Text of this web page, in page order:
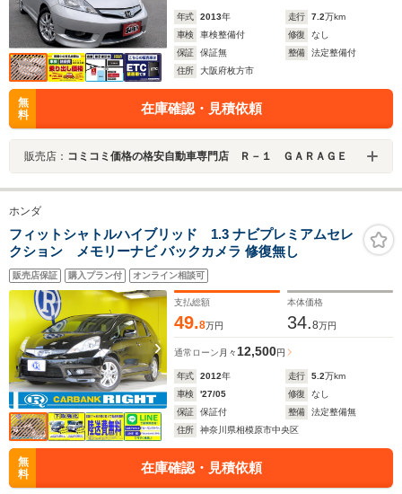
年式 2013年 走行 7.2万km
車検
車検整備付 修復
なし
保証
保証無 整備
法定整備付
住所
大阪府枚方市
無
料
在庫確認・見積依頼
販売店： コミコミ価格の格安自動車専門店 Ｒ－１ ＧＡＲＡＧＥ
ホンダ
フィットシャトルハイブリッド 1.3 ナビプレミアムセレ
クション メモリーナビ バックカメラ 修復無し
販売店保証 購入プラン付 オンライン相談可
支払総額
49.8万円
本体価格
34.8万円
通常ローン 月々 12,500円
年式 2012年 走行 5.2万km
車検
'27/05 修復
なし
保証
保証付 整備
法定整備無
住所
神奈川県相模原市中央区
無
料
在庫確認・見積依頼